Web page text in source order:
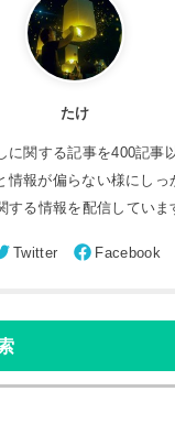
たけ
に関する記事を400記事
情報が偏らない様にし
する情報を配信していま